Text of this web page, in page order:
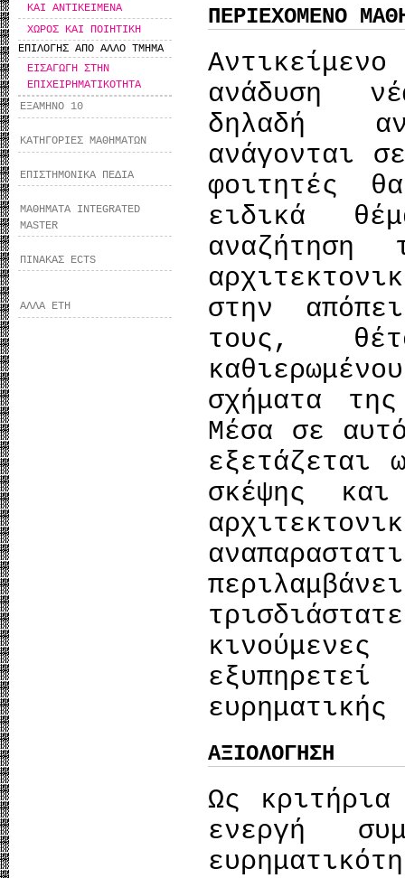
ΚΑΙ ΑΝΤΙΚΕΙΜΕΝΑ
ΧΩΡΟΣ ΚΑΙ ΠΟΙΗΤΙΚΗ
ΕΠΙΛΟΓΗΣ ΑΠΟ ΑΛΛΟ ΤΜΗΜΑ
ΕΙΣΑΓΩΓΗ ΣΤΗΝ
ΕΠΙΧΕΙΡΗΜΑΤΙΚΟΤΗΤΑ
ΕΞΑΜΗΝΟ 10
ΚΑΤΗΓΟΡΙΕΣ ΜΑΘΗΜΑΤΩΝ
ΕΠΙΣΤΗΜΟΝΙΚΑ ΠΕΔΙΑ
ΜΑΘΗΜΑΤΑ INTEGRATED
MASTER
ΠΙΝΑΚΑΣ ECTS
ΑΛΛΑ ΕΤΗ
ΠΕΡΙΕΧΟΜΕΝΟ
ανάδυση
δηλαδή
ανάγονται
φοιτητές
ειδικά
αναζήτηση
στην
τους,
σχήματα
Μέσα σε
εξετάζεται
σκέψης
ΑΞΙΟΛΟΓΗΣΗ
Ως
ενεργή